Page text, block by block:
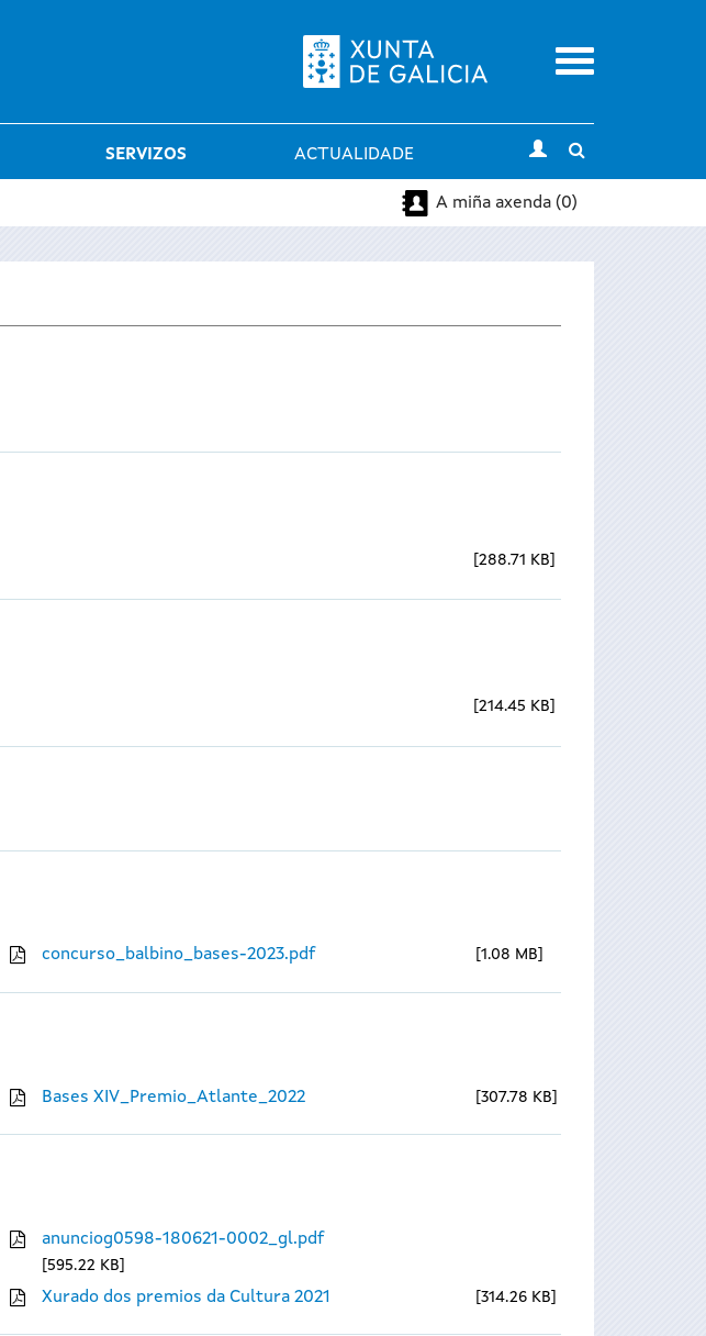
Menu
SERVIZOS ACTUALIDADE
search
A miña axenda (0)
288.71 KB
214.45 KB
concurso_balbino_bases-2023.pdf 1.08 MB
Bases XIV_Premio_Atlante_2022 307.78 KB
anunciog0598-180621-0002_gl.pdf
595.22 KB
Xurado dos premios da Cultura 2021 314.26 KB